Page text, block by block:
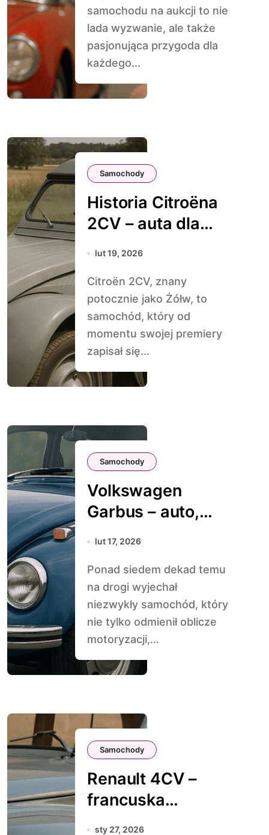
samochodu na aukcji to nie
lada wyzwanie, ale także
pasjonująca przygoda dla
każdego...
Samochody
Historia Citroëna
2CV – auta dla
każdego
lut 19, 2026
Citroën 2CV, znany
potocznie jako Żółw, to
samochód, który od
momentu swojej premiery
zapisał się...
Samochody
Volkswagen
Garbus – auto,
które pokochał
lut 17, 2026
Ponad siedem dekad temu
na drogi wyjechał
niezwykły samochód, który
nie tylko odmienił oblicze
motoryzacji,...
Samochody
Renault 4CV –
francuska
legenda
sty 27, 2026